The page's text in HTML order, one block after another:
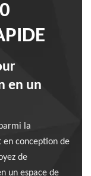
en un
la
conception de
de
un espace de